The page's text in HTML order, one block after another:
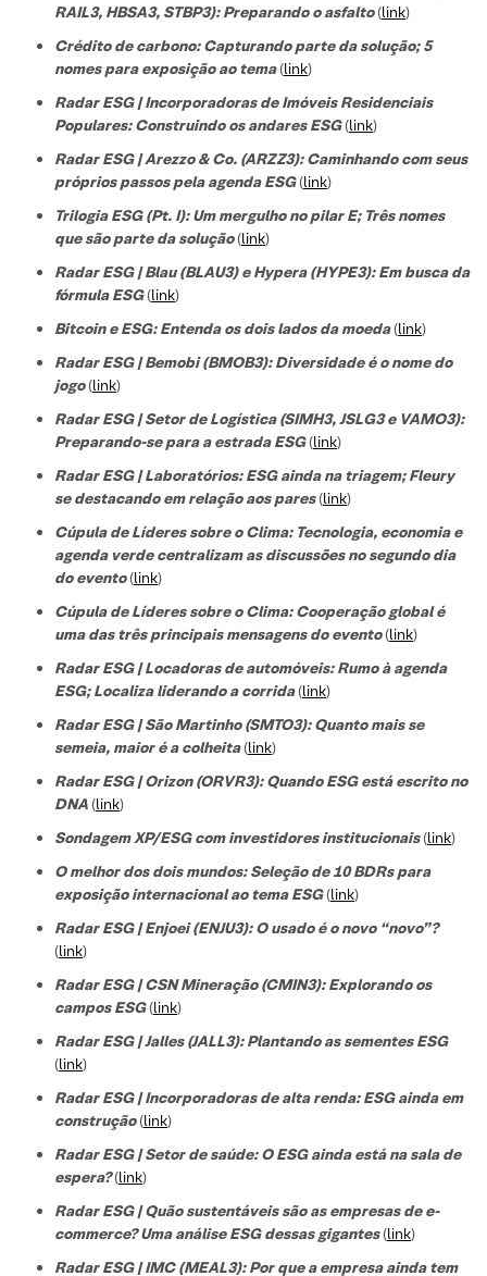
RAIL3, HBSA3, STBP3): Preparando o asfalto(link)
Crédito de carbono: Capturando parte da solução; 5
nomes para exposição ao tema(link)
Radar ESG | Incorporadoras de Imóveis Residenciais
Populares: Construindo os andares ESG(link)
Radar ESG | Arezzo & Co. (ARZZ3): Caminhando com seus
próprios passos pela agenda ESG(link)
Trilogia ESG (Pt. I): Um mergulho no pilar E; Três nomes
que são parte da solução(link)
Radar ESG | Blau (BLAU3) e Hypera (HYPE3): Em busca da
fórmula ESG(link)
Bitcoin e ESG: Entenda os dois lados da moeda(link)
Radar ESG | Bemobi (BMOB3): Diversidade é o nome do
jogo(link)
Radar ESG | Setor de Logística (SIMH3, JSLG3 e VAMO3):
Preparando-se para a estrada ESG(link)
Radar ESG | Laboratórios: ESG ainda na triagem; Fleury
se destacando em relação aos pares(link)
Cúpula de Líderes sobre o Clima: Tecnologia, economia e
agenda verde centralizam as discussões no segundo dia
do evento(link)
Cúpula de Líderes sobre o Clima: Cooperação global é
uma das três principais mensagens do evento(link)
Radar ESG | Locadoras de automóveis: Rumo à agenda
ESG; Localiza liderando a corrida(link)
Radar ESG | São Martinho (SMTO3): Quanto mais se
semeia, maior é a colheita(link)
Radar ESG | Orizon (ORVR3): Quando ESG está escrito no
DNA(link)
Sondagem XP/ESG com investidores institucionais(link)
O melhor dos dois mundos: Seleção de 10 BDRs para
exposição internacional ao tema ESG(link)
Radar ESG | Enjoei (ENJU3): O usado é o novo “novo”?
(link)
Radar ESG | CSN Mineração (CMIN3): Explorando os
campos ESG(link)
Radar ESG | Jalles (JALL3): Plantando as sementes ESG
(link)
Radar ESG | Incorporadoras de alta renda: ESG ainda em
construção(link)
Radar ESG | Setor de saúde: O ESG ainda está na sala de
espera?(link)
Radar ESG | Quão sustentáveis são as empresas de e-
commerce? Uma análise ESG dessas gigantes(link)
Radar ESG | IMC (MEAL3): Por que a empresa ainda tem